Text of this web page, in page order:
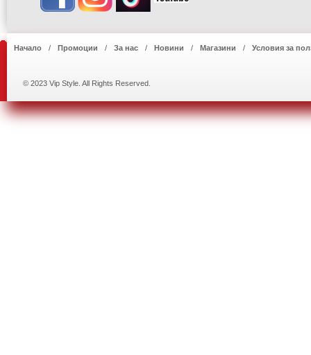
Начало Промоции За нас Новини Магазини Условия за
© 2023 Vip Style. All Rights Reserved.